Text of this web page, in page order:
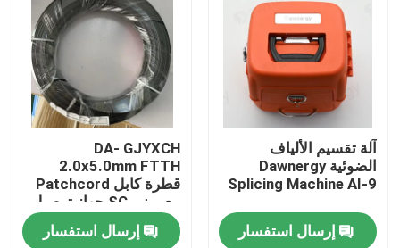
آلة تقسيم الألياف
الضوئية Dawnergy
Splicing Machine AI-9
إرسال استفسار
DA- GJYXCH
2.0x5.0mm FTTH
قطرة كابل Patchcord
مع ميني SC جهاز توصيل
مضاد للماء والمتصل من
خلال الأنابيبإرسال استفسار